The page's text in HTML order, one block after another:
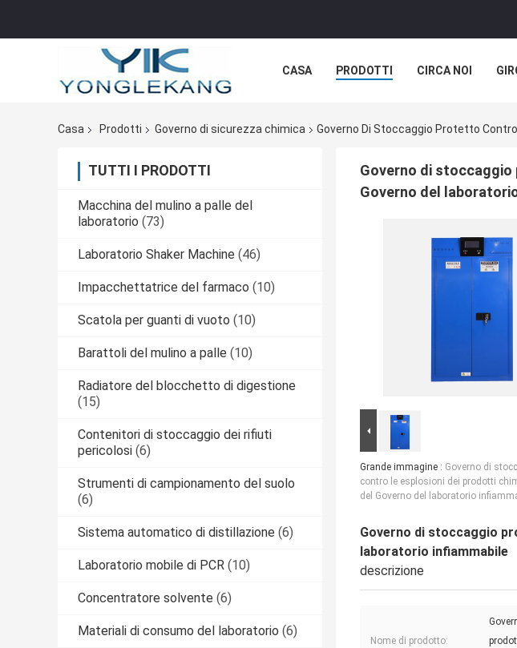
CASA PRODOTTI CIRCA NOI
Casa Prodotti Governo di sicurezza chimica Governo Di Stoccaggio Protetto
TUTTI I PRODOTTI
Macchina del mulino a palle del
laboratorio (73)
Laboratorio Shaker Machine (46)
Impacchettatrice del farmaco (10)
Scatola per guanti di vuoto (10)
Barattoli del mulino a palle (10)
Radiatore del blocchetto di digestione
(15)
Contenitori di stoccaggio dei rifiuti
pericolosi (6)
Strumenti di campionamento del suolo
(6)
Sistema automatico di distillazione (6)
Laboratorio mobile di PCR (10)
Concentratore solvente (6)
Materiali di consumo del laboratorio (6)
Governo di
Governo del
Grande immagine : Governo di
contro le esplosioni dei prodotti
del Governo del laboratorio
Governo di stoccaggio
laboratorio infiammabile
descrizione
Nome di prodotto: